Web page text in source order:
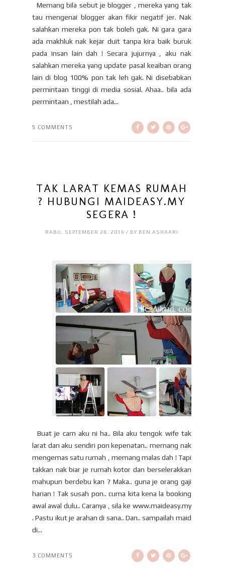
Memang bila sebut je blogger , mereka yang tak
tau mengenai blogger akan fikir negatif jer. Nak
salahkan mereka pon tak boleh gak. Ni gara gara
ada makhluk nak kejar duit tanpa kira baik buruk
pada insan lain dah ! Secara jujurnya , aku nak
salahkan mereka yang update pasal keaiban orang
lain di blog 100% pon tak leh gak. Ni disebabkan
permintaan tinggi di media sosial. Ahaa.. bila ada
permintaan , mestilah ada...
5 COMMENTS
TAK LARAT KEMAS RUMAH
? HUBUNGI MAIDEASY.MY
SEGERA !
RABU, SEPTEMBER 28, 2016 / BY BEN ASHAARI
Buat je cam aku ni ha.. Bila aku tengok wife tak
larat dan aku sendiri pon kepenatan.. memang nak
mengemas satu rumah , memang malas dah ! Tapi
takkan nak biar je rumah kotor dan berselerakkan
mahupun berdebu kan ? Maka.. guna je orang gaji
harian ! Tak susah pon.. cuma kita kena la booking
awal awal dulu.. Caranya , sila ke www.maideasy.my
. Pastu ikut je arahan di sana.. Dan.. sampailah maid
di...
3 COMMENTS